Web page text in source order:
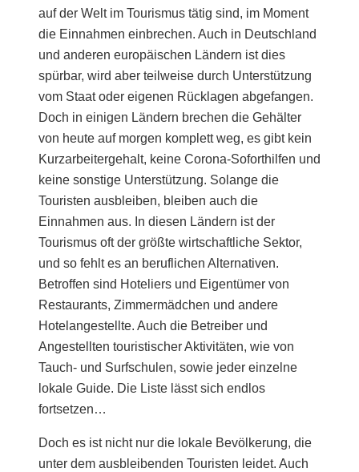
auf der Welt im Tourismus tätig sind, im Moment
die Einnahmen einbrechen. Auch in Deutschland
und anderen europäischen Ländern ist dies
spürbar, wird aber teilweise durch Unterstützung
vom Staat oder eigenen Rücklagen abgefangen.
Doch in einigen Ländern brechen die Gehälter
von heute auf morgen komplett weg, es gibt kein
Kurzarbeitergehalt, keine Corona-Soforthilfen und
keine sonstige Unterstützung. Solange die
Touristen ausbleiben, bleiben auch die
Einnahmen aus. In diesen Ländern ist der
Tourismus oft der größte wirtschaftliche Sektor,
und so fehlt es an beruflichen Alternativen.
Betroffen sind Hoteliers und Eigentümer von
Restaurants, Zimmermädchen und andere
Hotelangestellte. Auch die Betreiber und
Angestellten touristischer Aktivitäten, wie von
Tauch- und Surfschulen, sowie jeder einzelne
lokale Guide. Die Liste lässt sich endlos
fortsetzen…
Doch es ist nicht nur die lokale Bevölkerung, die
unter dem ausbleibenden Touristen leidet. Auch